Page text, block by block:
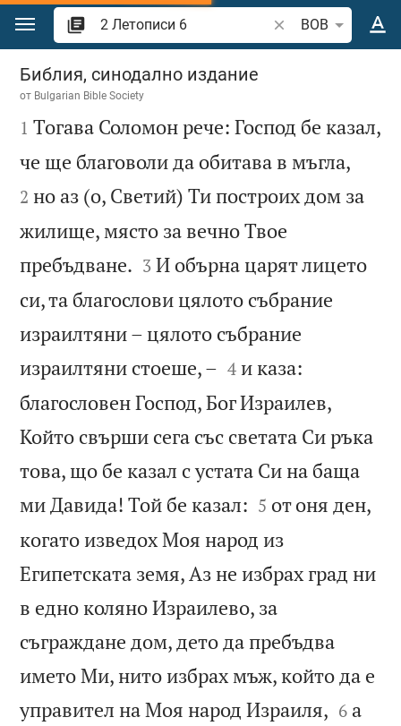
Преминете към съдържанието
Търсете стих или
BOB
2 Летописи 6
Библия, синодално издание
от Bulgarian Bible Society

1 Тогава Соломон рече: Господ бе казал,
че ще благоволи да обитава в мъгла,
2 но аз (о, Светий) Ти построих дом за
жилище, място за вечно Твое
пребъдване. 

3 И обърна царят лицето
си, та благослови цялото събрание
израилтяни – цялото събрание
израилтяни стоеше, – 

4 и каза:
благословен Господ, Бог Израилев,
Който свърши сега със светата Си ръка
това, що бе казал с устата Си на баща
ми Давида! Той бе казал: 

5 от оня ден,
когато изведох Моя народ из
Египетската земя, Аз не избрах град ни
в едно коляно Израилево, за
съграждане дом, дето да пребъдва
името Ми, нито избрах мъж, който да е
управител на Моя народ Израиля, 

6 а